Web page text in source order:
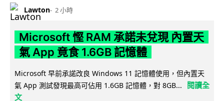
Lawton 2 小時
Microsoft 慳 RAM 承諾未兌現 內置天
氣 App 竟食 1.6GB 記憶體
Microsoft 早前承諾改良 Windows 11 記憶體使用，但內置天
氣 App 測試發現最高可佔用 1.6GB 記憶體，對 8GB...
閱讀全
文